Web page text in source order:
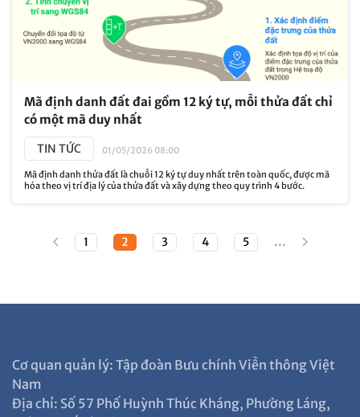
Mã định danh đất đai gồm 12 ký tự, mỗi thửa đất chỉ
có một mã duy nhất
TIN TỨC 01/05/2026 08:00
Mã định danh thửa đất là chuỗi 12 ký tự duy nhất trên toàn quốc, được mã
hóa theo vị trí địa lý của thửa đất và xây dựng theo quy trình 4 bước.
1 2 3 4 5 ...
Cơ quan quản lý: Tập đoàn Bưu chính Viễn thông Việt
Nam
Địa chỉ: Số 57 Phố Huỳnh Thúc Kháng, Phường Láng,